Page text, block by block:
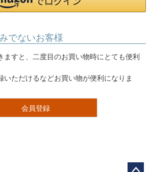
でないお客様
ますと、二度目のお買い物時にとても便利
いただけるなどお買い物が便利になりま
会員登録